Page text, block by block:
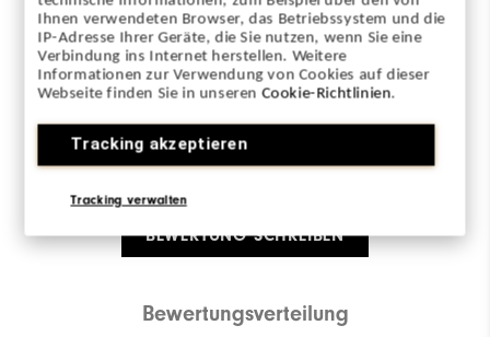
Ihnen verwendeten Browser, das Betriebssystem und die
IP-Adresse Ihrer Geräte, die Sie nutzen, wenn Sie eine
Verbindung ins Internet herstellen. Weitere
Informationen zur Verwendung von Cookies auf dieser
Webseite finden Sie in unserenCookie-Richtlinien.
Tracking akzeptieren
Tracking verwalten
Overall Rating
4.3/5
Based on 89 Review(s)
BEWERTUNG SCHREIBEN
Bewertungsverteilung